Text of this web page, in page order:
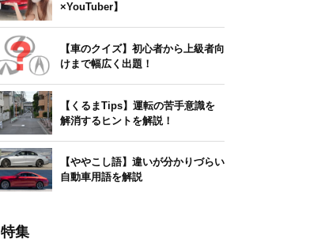
×YouTuber】
【車のクイズ】初心者から上級者向
けまで幅広く出題！
【くるまTips】運転の苦手意識を
解消するヒントを解説！
【ややこし語】違いが分かりづらい
自動車用語を解説
特集